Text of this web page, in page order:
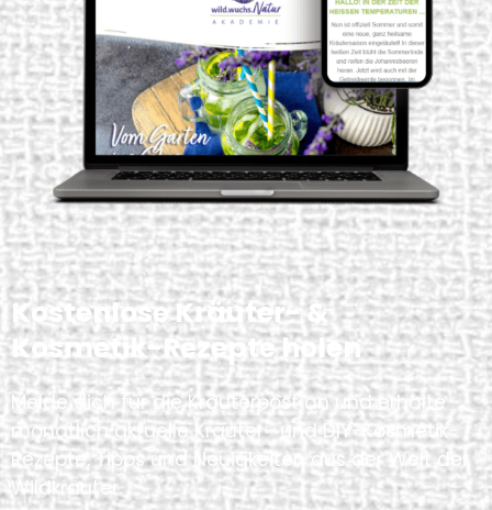
Kostenlose Kräuter- &
Kosmetik-Rezepte holen
Melde dich für die Kräuterpost an und erhalte
monatlich aktuelle Kräuter- und DIY-Kosmetik-
Rezepte, Tipps und Neuigkeiten aus der Welt der
Wildkräuter.